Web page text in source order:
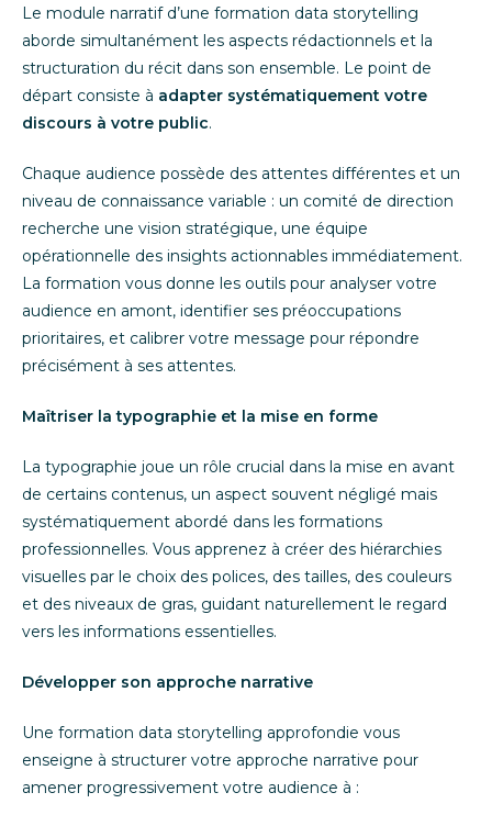
Le module narratif d’une formation data storytelling
aborde simultanément les aspects rédactionnels et la
structuration du récit dans son ensemble. Le point de
départ consiste à adapter systématiquement votre
discours à votre public.
Chaque audience possède des attentes différentes et un
niveau de connaissance variable : un comité de direction
recherche une vision stratégique, une équipe
opérationnelle des insights actionnables immédiatement.
La formation vous donne les outils pour analyser votre
audience en amont, identifier ses préoccupations
prioritaires, et calibrer votre message pour répondre
précisément à ses attentes.
Maîtriser la typographie et la mise en forme
La typographie joue un rôle crucial dans la mise en avant
de certains contenus, un aspect souvent négligé mais
systématiquement abordé dans les formations
professionnelles. Vous apprenez à créer des hiérarchies
visuelles par le choix des polices, des tailles, des couleurs
et des niveaux de gras, guidant naturellement le regard
vers les informations essentielles.
Développer son approche narrative
Une formation data storytelling approfondie vous
enseigne à structurer votre approche narrative pour
amener progressivement votre audience à :